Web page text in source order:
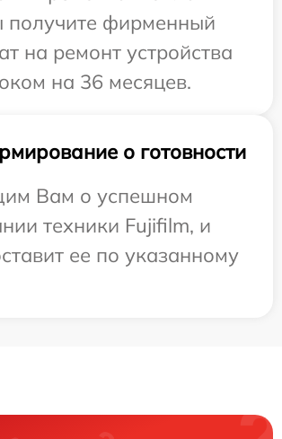
получите фирменный
на ремонт устройства
на 36 месяцев.
о готовности
Вам о успешном
техники Fujifilm, и
ее по указанному